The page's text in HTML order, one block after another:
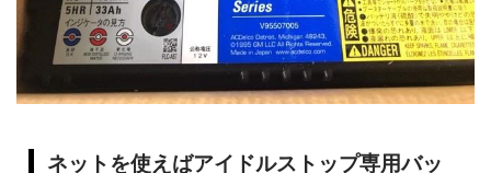
ネットを使えばアイドルストップ専用バッ